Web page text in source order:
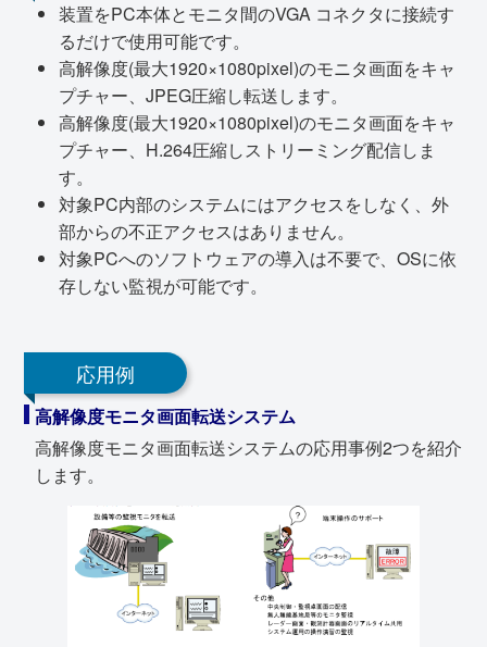
装置をPC本体とモニタ間のVGA コネクタに接続す
るだけで使用可能です。
高解像度(最大1920×1080pixel)のモニタ画面をキャ
プチャー、JPEG圧縮し転送します。
高解像度(最大1920×1080pixel)のモニタ画面をキャ
プチャー、H.264圧縮しストリーミング配信しま
す。
対象PC内部のシステムにはアクセスをしなく、外
部からの不正アクセスはありません。
対象PCへのソフトウェアの導入は不要で、OSに依
存しない監視が可能です。
応用例
高解像度モニタ画面転送システム
高解像度モニタ画面転送システムの応用事例2つを紹介
します。